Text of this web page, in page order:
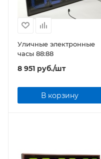
Уличные электронные
часы 88:88
8 951 руб./шт
В корзину